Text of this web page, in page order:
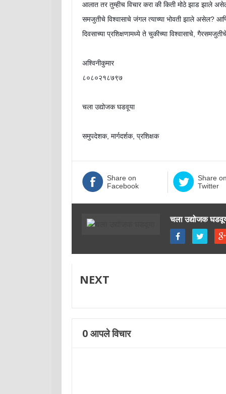
आलात तर तुम्हीच विचार करा की किती मोठे झाड झाले
समजुतीचे विश्वासाचे जंगल त्याच्या भोवती झाले असेल?
दिवसाच्या प्रशिक्षणामध्ये ते चुकीच्या विश्वासाचे,
अश्विनीकुमार
८०८०२१८७९७
चला उद्योजक घडवूया
समुपदेशक, मार्गदर्शक, प्रशिक्षक
Share on
Facebook
Share on
Twitter
चला उद्योजक
NEXT
0आपले विचार